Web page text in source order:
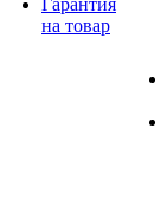
Гарантия
на товар